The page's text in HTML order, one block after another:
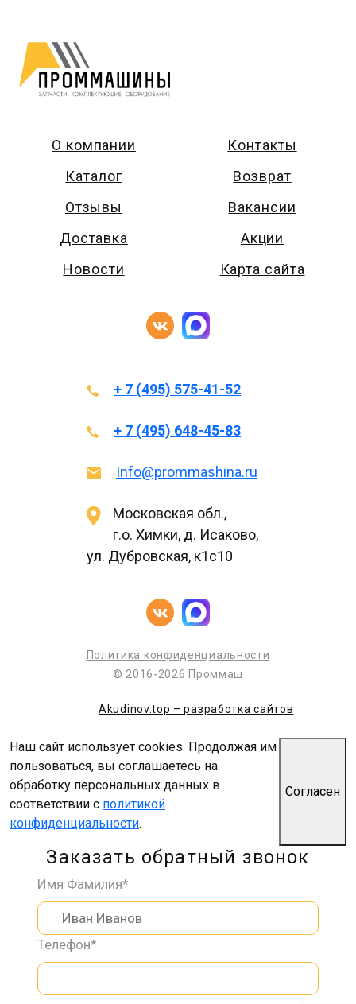
О компании
Каталог
Отзывы
Доставка
Новости
Контакты
Возврат
Вакансии
Акции
Карта сайта
+ 7 (495) 575-41-52
+ 7 (495) 648-45-83
Info@prommashina.ru
Московская обл.,
г.о. Химки, д. Исаково,
ул. Дубровская, к1с10
Политика конфиденциальности
© 2016-2026 Проммаш
Akudinov.top – разработка сайтов
Наш сайт использует cookies. Продолжая им
пользоваться, вы соглашаетесь на
обработку персональных данных в
соответствии с политикой
конфиденциальности.
Согласен
Заказать обратный звонок
Имя Фамилия*
Телефон*